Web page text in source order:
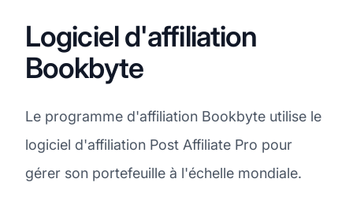
Logiciel d'affiliation
Bookbyte
Le programme d'affiliation Bookbyte utilise le
logiciel d'affiliation Post Affiliate Pro pour
gérer son portefeuille à l'échelle mondiale.